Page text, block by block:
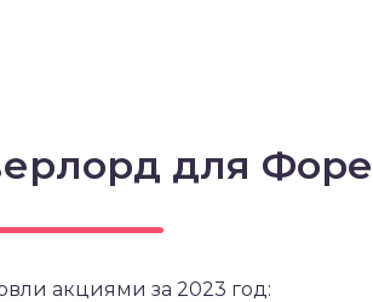
для
акциями за 2023 год: